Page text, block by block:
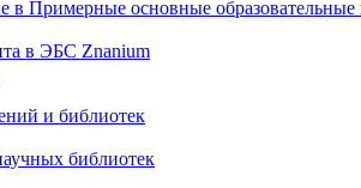
в Примерные основные
в ЭБС Znanium
и библиотек
библиотек